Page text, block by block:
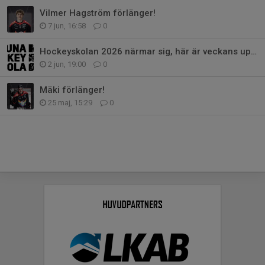
Vilmer Hagström förlänger!
7 jun, 16:58 0
Hockeyskolan 2026 närmar sig, här är veckans upplägg
2 jun, 19:00 0
Mäki förlänger!
25 maj, 15:29 0